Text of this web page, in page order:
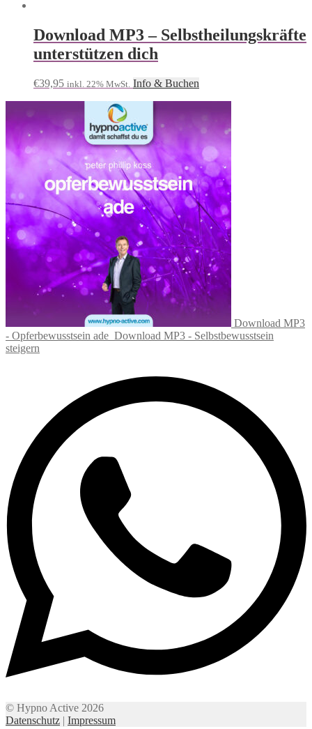
Download MP3 – Selbstheilungskräfte
unterstützen dich
€39,95 inkl. 22% MwSt. Info & Buchen
Download MP3
- Opferbewusstsein ade Download MP3 - Selbstbewusstsein
steigern
© Hypno Active 2026
Datenschutz | Impressum